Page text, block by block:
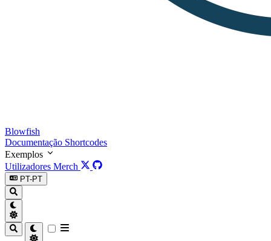
Blowfish
Documentação Shortcodes
Exemplos
Utilizadores Merch
PT-PT